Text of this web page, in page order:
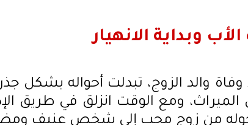
وبداية الانهيار
وفاة والد الزوج، تبدلت أحواله بشكل
الميراث، ومع الوقت انزلق في طريق
من زوج محب إلى شخص عنيف